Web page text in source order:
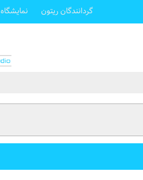
گردانندگان ریتون نمایشگاه